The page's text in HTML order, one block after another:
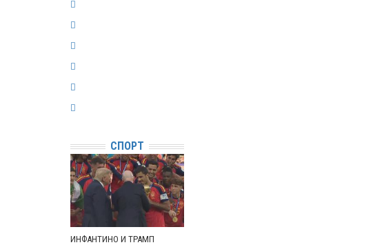
СПОРТ
ИНФАНТИНО И ТРАМП